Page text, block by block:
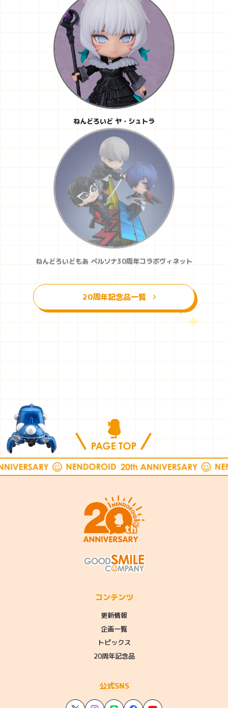
ねんどろいど ヤ・シュトラ
ねんどろいどもあ ペルソナ30周年コラボヴィネット
20周年記念品一覧
コンテンツ
更新情報
企画一覧
トピックス
20周年記念品
公式SNS